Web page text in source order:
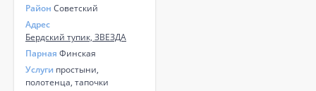
Район Советский
Адрес
Бердский тупик, ЗВЕЗДА
Парная Финская
Услуги простыни,
полотенца, тапочки